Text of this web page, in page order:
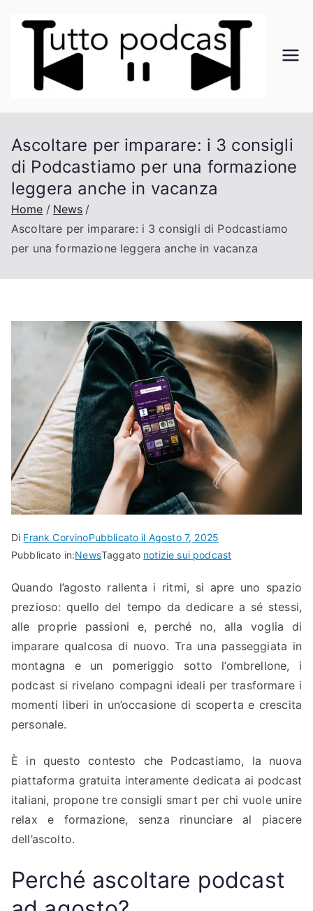
contenuto
o
Po
dc
st a
portat
Ascoltare per imparare: i 3 consigli
di Podcastiamo per una formazione
leggera anche in vacanza
Home
News
Ascoltare per imparare: i 3 consigli di Podcastiamo
per una formazione leggera anche in vacanza
Di Frank CorvinoPubblicato il Agosto 7, 2025
Pubblicato in:NewsTaggato notizie sui podcast
Quando l’agosto rallenta i ritmi, si apre uno spazio
prezioso: quello del tempo da dedicare a sé stessi,
alle proprie passioni e, perché no, alla voglia di
imparare qualcosa di nuovo. Tra una passeggiata in
montagna e un pomeriggio sotto l’ombrellone, i
podcast si rivelano compagni ideali per trasformare i
momenti liberi in un’occasione di scoperta e crescita
personale.
È in questo contesto che Podcastiamo, la nuova
piattaforma gratuita interamente dedicata ai podcast
italiani, propone tre consigli smart per chi vuole unire
relax e formazione, senza rinunciare al piacere
dell’ascolto.
Perché ascoltare podcast